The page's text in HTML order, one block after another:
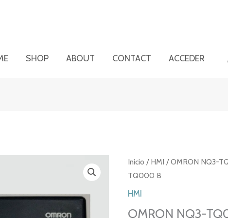
SHOP ABOUT CONTACT ACCEDER
Inicio / HMI / OMRON NQ3-
TQ000 B
HMI
OMRON NQ3-